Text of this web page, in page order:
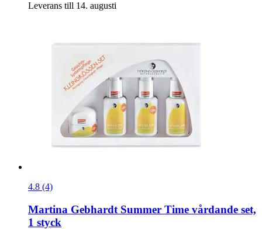
Leverans till 14. augusti
4.8 (4)
Martina Gebhardt Summer Time vårdande set,
1 styck